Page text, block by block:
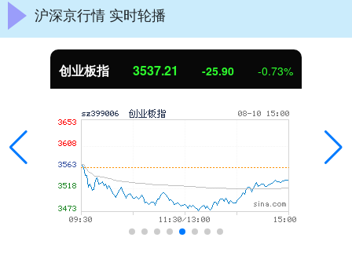
沪深京行情 实时轮播
创业板指 3537.21 -25.90 -0.73%